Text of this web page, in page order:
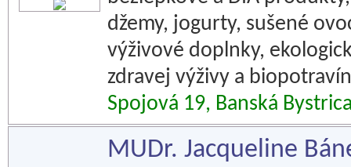
džemy, jogurty, sušené
výživové doplnky,
zdravej výživy a
Spojová 19, Banská
MUDr. Jacqueline